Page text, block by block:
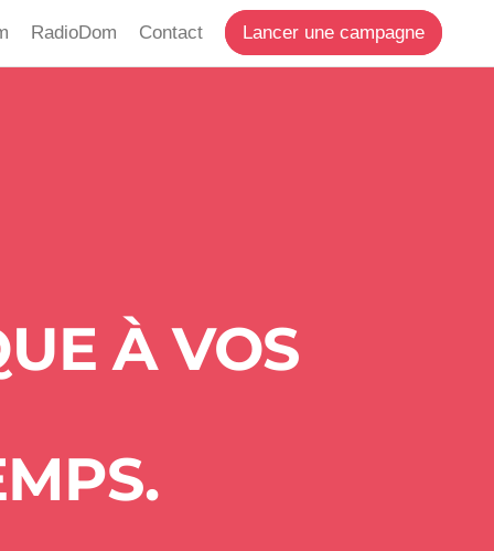
Lancer une campagne
RadioDom Contact
À VOS